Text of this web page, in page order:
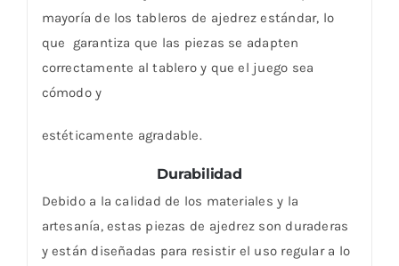
mayoría de los tableros de ajedrez estándar, lo
que garantiza que las piezas se adapten
correctamente al tablero y que el juego sea
cómodo y
estéticamente agradable.
Durabilidad
Debido a la calidad de los materiales y la
artesanía, estas piezas de ajedrez son duraderas
y están diseñadas para resistir el uso regular a lo